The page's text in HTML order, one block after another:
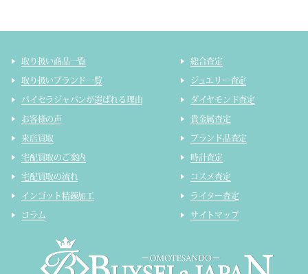
取り扱い商品一覧
取り扱いブランド一覧
バイセラジャパンが選ばれる理由
お客様の声
来店買取
宅配買取のご案内
宅配買取の流れ
インゴット精錬加工
コラム
総合査定
ジュエリー査定
ダイヤモンド査定
貴金属査定
ブランド品査定
時計査定
コスメ査定
ライター査定
サイトマップ